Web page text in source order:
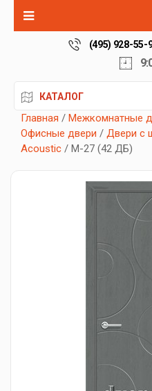
(495) 928-55-
КАТАЛОГ
Главная / Межкомнатные
Офисные двери / Двери с
Acoustic / М-27 (42 ДБ)